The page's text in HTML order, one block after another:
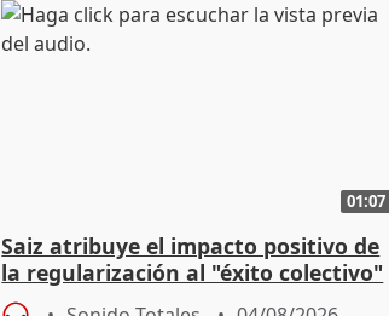
01:07
Saiz atribuye el impacto positivo de
la regularización al "éxito colectivo"
del Gobierno